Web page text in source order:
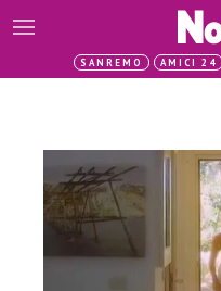
SANREMO AMICI 24